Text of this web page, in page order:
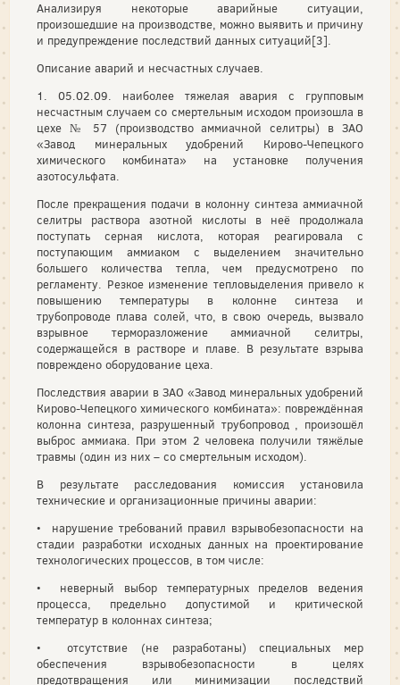
Анализируя некоторые аварийные ситуации,
произошедшие на производстве, можно выявить и причину
и предупреждение последствий данных ситуаций[3].
Описание аварий и несчастных случаев.
1. 05.02.09. наиболее тяжелая авария с групповым
несчастным случаем со смертельным исходом произошла в
цехе № 57 (производство аммиачной селитры) в ЗАО
«Завод минеральных удобрений Кирово-Чепецкого
химического комбината» на установке получения
азотосульфата.
После прекращения подачи в колонну синтеза аммиачной
селитры раствора азотной кислоты в неё продолжала
поступать серная кислота, которая реагировала с
поступающим аммиаком с выделением значительно
большего количества тепла, чем предусмотрено по
регламенту. Резкое изменение тепловыделения привело к
повышению температуры в колонне синтеза и
трубопроводе плава солей, что, в свою очередь, вызвало
взрывное терморазложение аммиачной селитры,
содержащейся в растворе и плаве. В результате взрыва
повреждено оборудование цеха.
Последствия аварии в ЗАО «Завод минеральных удобрений
Кирово-Чепецкого химического комбината»: повреждённая
колонна синтеза, разрушенный трубопровод , произошёл
выброс аммиака. При этом 2 человека получили тяжёлые
травмы (один из них – со смертельным исходом).
В результате расследования комиссия установила
технические и организационные причины аварии:
• нарушение требований правил взрывобезопасности на
стадии разработки исходных данных на проектирование
технологических процессов, в том числе:
• неверный выбор температурных пределов ведения
процесса, предельно допустимой и критической
температур в колоннах синтеза;
• отсутствие (не разработаны) специальных мер
обеспечения взрывобезопасности в целях
предотвращения или минимизации последствий